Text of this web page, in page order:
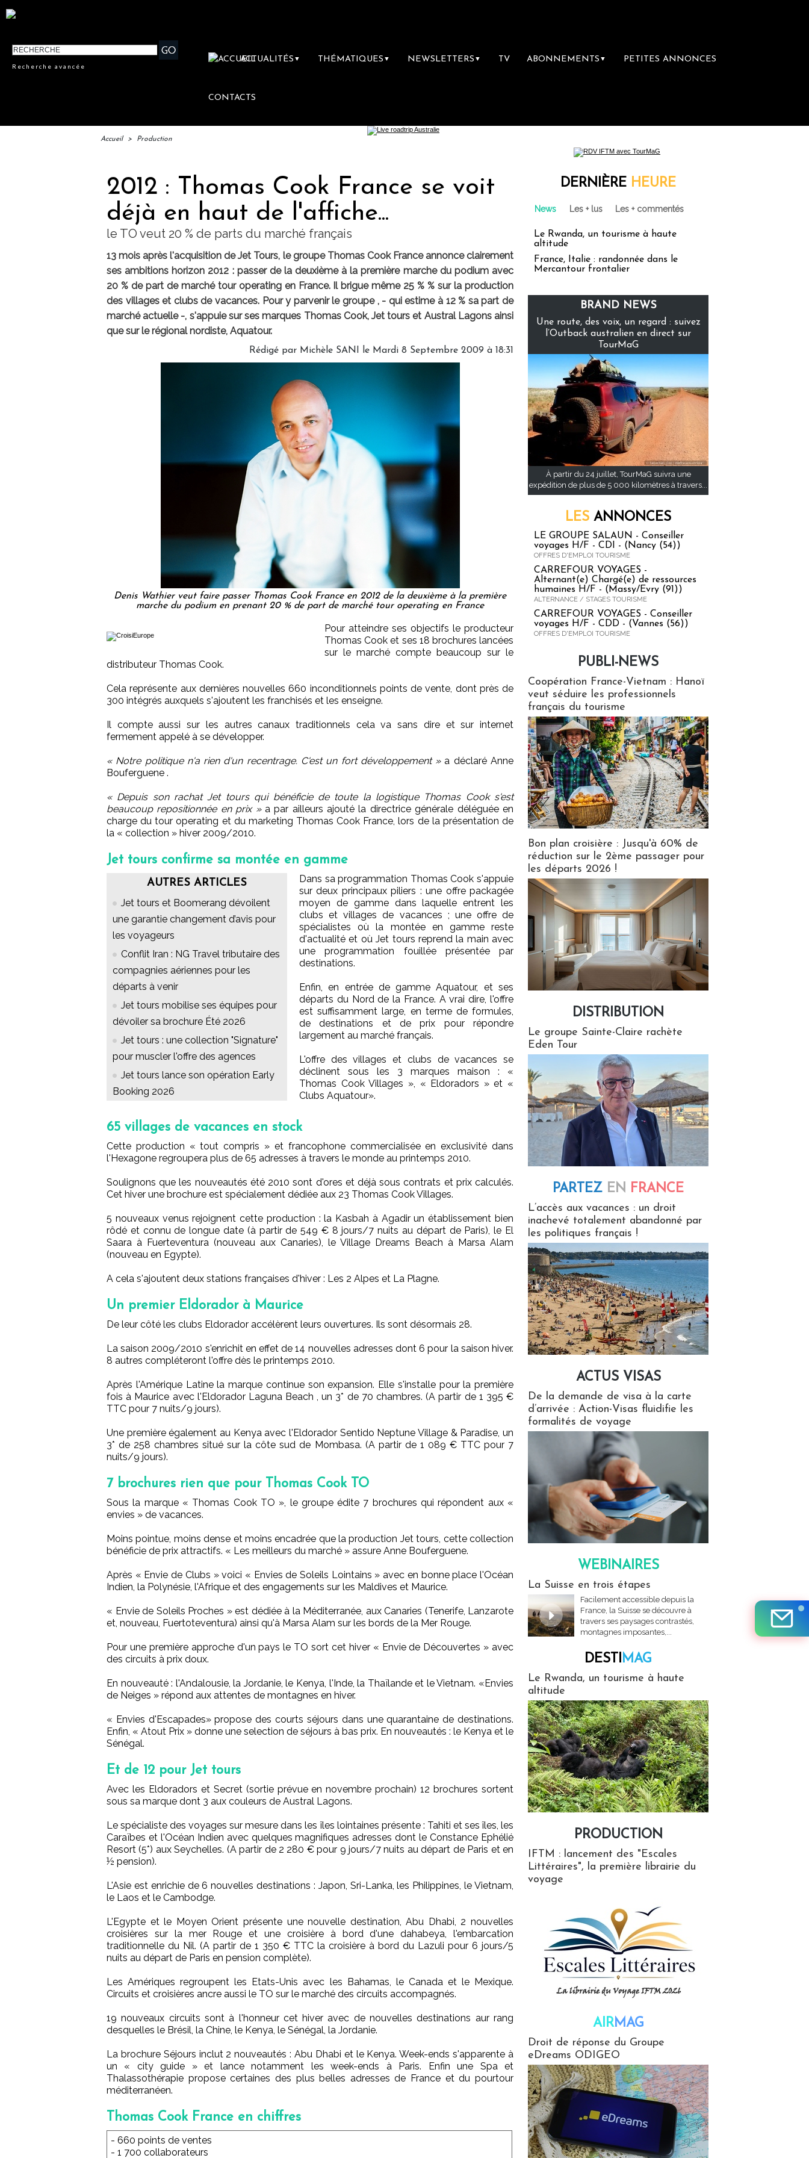
Recherche avancée
ACTUALITÉS ▼ THÉMATIQUES ▼ NEWSLETTERS ▼ TV ABONNEMENTS ▼ PETITES ANNONCES
CONTACTS
Accueil > Production
2012 : Thomas Cook France se voit
déjà en haut de l'affiche...
le TO veut 20 % de parts du marché français
13 mois après l'acquisition de Jet Tours, le groupe Thomas Cook France annonce clairement
ses ambitions horizon 2012 : passer de la deuxième à la première marche du podium avec
20 % de part de marché tour operating en France. Il brigue même 25 % % sur la production
des villages et clubs de vacances. Pour y parvenir le groupe , - qui estime à 12 % sa part de
marché actuelle -, s'appuie sur ses marques Thomas Cook, Jet tours et Austral Lagons ainsi
que sur le régional nordiste, Aquatour.
Rédigé par Michèle SANI le Mardi 8 Septembre 2009 à 18:31
Denis Wathier veut faire passer Thomas Cook France en 2012 de la deuxième à la première
marche du podium en prenant 20 % de part de marché tour operating en France
Pour atteindre ses objectifs le producteur
Thomas Cook et ses 18 brochures lancées
sur le marché compte beaucoup sur le
distributeur Thomas Cook.
Cela représente aux dernières nouvelles 660 inconditionnels points de vente, dont près de
300 intégrés auxquels s'ajoutent les franchisés et les enseigne.
Il compte aussi sur les autres canaux traditionnels cela va sans dire et sur internet
fermement appelé à se développer.
« Notre politique n'a rien d'un recentrage. C'est un fort développement »a déclaré Anne
Bouferguene .
« Depuis son rachat Jet tours qui bénéficie de toute la logistique Thomas Cook s'est
beaucoup repositionnée en prix »a par ailleurs ajouté la directrice générale déléguée en
charge du tour operating et du marketing Thomas Cook France, lors de la présentation de
la « collection » hiver 2009/2010.
Jet tours confirme sa montée en gamme
AUTRES ARTICLES
Jet tours et Boomerang dévoilent
une garantie changement d’avis pour
les voyageurs
Conflit Iran : NG Travel tributaire des
compagnies aériennes pour les
départs à venir
Jet tours mobilise ses équipes pour
dévoiler sa brochure Été 2026
Jet tours : une collection "Signature"
pour muscler l'offre des agences
Jet tours lance son opération Early
Booking 2026
Dans sa programmation Thomas Cook s'appuie
sur deux principaux piliers : une offre packagée
moyen de gamme dans laquelle entrent les
clubs et villages de vacances ; une offre de
spécialistes où la montée en gamme reste
d'actualité et où Jet tours reprend la main avec
une programmation fouillée présentée par
destinations.
Enfin, en entrée de gamme Aquatour, et ses
départs du Nord de la France. A vrai dire, l'offre
est suffisamment large, en terme de formules,
de destinations et de prix pour répondre
largement au marché français.
L'offre des villages et clubs de vacances se
déclinent sous les 3 marques maison : «
Thomas Cook Villages », « Eldoradors » et «
Clubs Aquatour».
65 villages de vacances en stock
Cette production « tout compris » et francophone commercialisée en exclusivité dans
l'Hexagone regroupera plus de 65 adresses à travers le monde au printemps 2010.
Soulignons que les nouveautés été 2010 sont d'ores et déjà sous contrats et prix calculés.
Cet hiver une brochure est spécialement dédiée aux 23 Thomas Cook Villages.
5 nouveaux venus rejoignent cette production : la Kasbah à Agadir un établissement bien
rôdé et connu de longue date (à partir de 549 € 8 jours/7 nuits au départ de Paris), le El
Saara à Fuerteventura (nouveau aux Canaries), le Village Dreams Beach à Marsa Alam
(nouveau en Egypte).
A cela s'ajoutent deux stations françaises d'hiver : Les 2 Alpes et La Plagne.
Un premier Eldorador à Maurice
De leur côté les clubs Eldorador accélèrent leurs ouvertures. Ils sont désormais 28.
La saison 2009/2010 s'enrichit en effet de 14 nouvelles adresses dont 6 pour la saison hiver.
8 autres compléteront l'offre dès le printemps 2010.
Après l'Amérique Latine la marque continue son expansion. Elle s'installe pour la première
fois à Maurice avec l'Eldorador Laguna Beach , un 3* de 70 chambres. (A partir de 1 395 €
TTC pour 7 nuits/9 jours).
Une première également au Kenya avec l'Eldorador Sentido Neptune Village & Paradise, un
3* de 258 chambres situé sur la côte sud de Mombasa. (A partir de 1 089 € TTC pour 7
nuits/9 jours).
7 brochures rien que pour Thomas Cook TO
Sous la marque « Thomas Cook TO », le groupe édite 7 brochures qui répondent aux «
envies » de vacances.
Moins pointue, moins dense et moins encadrée que la production Jet tours, cette collection
bénéficie de prix attractifs. « Les meilleurs du marché » assure Anne Bouferguene.
Après « Envie de Clubs » voici « Envies de Soleils Lointains » avec en bonne place l'Océan
Indien, la Polynésie, l'Afrique et des engagements sur les Maldives et Maurice.
« Envie de Soleils Proches » est dédiée à la Méditerranée, aux Canaries (Tenerife, Lanzarote
et, nouveau, Fuertoteventura) ainsi qu'à Marsa Alam sur les bords de la Mer Rouge.
Pour une première approche d'un pays le TO sort cet hiver « Envie de Découvertes » avec
des circuits à prix doux.
En nouveauté : l'Andalousie, la Jordanie, le Kenya, l'Inde, la Thaïlande et le Vietnam. «Envies
de Neiges » répond aux attentes de montagnes en hiver.
« Envies d'Escapades» propose des courts séjours dans une quarantaine de destinations.
Enfin, « Atout Prix » donne une selection de séjours à bas prix. En nouveautés : le Kenya et le
Sénégal.
Et de 12 pour Jet tours
Avec les Eldoradors et Secret (sortie prévue en novembre prochain) 12 brochures sortent
sous sa marque dont 3 aux couleurs de Austral Lagons.
Le spécialiste des voyages sur mesure dans les îles lointaines présente : Tahiti et ses îles, les
Caraïbes et l'Océan Indien avec quelques magnifiques adresses dont le Constance Ephélié
Resort (5*) aux Seychelles. (A partir de 2 280 € pour 9 jours/7 nuits au départ de Paris et en
½ pension).
L'Asie est enrichie de 6 nouvelles destinations : Japon, Sri-Lanka, les Philippines, le Vietnam,
le Laos et le Cambodge.
L'Egypte et le Moyen Orient présente une nouvelle destination, Abu Dhabi, 2 nouvelles
croisières sur la mer Rouge et une croisière à bord d'une dahabeya, l'embarcation
traditionnelle du Nil. (A partir de 1 350 € TTC la croisière à bord du Lazuli pour 6 jours/5
nuits au départ de Paris en pension complète).
Les Amériques regroupent les Etats-Unis avec les Bahamas, le Canada et le Mexique.
Circuits et croisières ancre aussi le TO sur le marché des circuits accompagnés.
19 nouveaux circuits sont à l'honneur cet hiver avec de nouvelles destinations aur rang
desquelles le Brésil, la Chine, le Kenya, le Sénégal, la Jordanie.
La brochure Séjours inclut 2 nouveautés : Abu Dhabi et le Kenya. Week-ends s'apparente à
un « city guide » et lance notamment les week-ends à Paris. Enfin une Spa et
Thalassothérapie propose certaines des plus belles adresses de France et du pourtour
méditerranéen.
Thomas Cook France en chiffres
- 660 points de ventes
- 1 700 collaborateurs
DERNIÈRE HEURE
News Les + lus Les + commentés
Le Rwanda, un tourisme à haute
altitude
France, Italie : randonnée dans le
Mercantour frontalier
BRAND NEWS
Une route, des voix, un regard : suivez
l’Outback australien en direct sur
TourMaG
À partir du 24 juillet, TourMaG suivra une
expédition de plus de 5 000 kilomètres à travers...
LES ANNONCES
LE GROUPE SALAUN - Conseiller
voyages H/F - CDI - (Nancy (54))
OFFRES D'EMPLOI TOURISME
CARREFOUR VOYAGES -
Alternant(e) Chargé(e) de ressources
humaines H/F - (Massy/Evry (91))
ALTERNANCE / STAGES TOURISME
CARREFOUR VOYAGES - Conseiller
voyages H/F - CDD - (Vannes (56))
OFFRES D'EMPLOI TOURISME
PUBLI-NEWS
Coopération France-Vietnam : Hanoï
veut séduire les professionnels
français du tourisme
Bon plan croisière : Jusqu'à 60% de
réduction sur le 2ème passager pour
les départs 2026 !
DISTRIBUTION
Le groupe Sainte-Claire rachète
Eden Tour
PARTEZ EN FRANCE
L’accès aux vacances : un droit
inachevé totalement abandonné par
les politiques français !
ACTUS VISAS
De la demande de visa à la carte
d’arrivée : Action-Visas fluidifie les
formalités de voyage
WEBINAIRES
La Suisse en trois étapes
Facilement accessible depuis la
France, la Suisse se découvre à
travers ses paysages contrastés,
montagnes imposantes,...
DESTIMAG
Le Rwanda, un tourisme à haute
altitude
PRODUCTION
IFTM : lancement des "Escales
Littéraires", la première librairie du
voyage
AIRMAG
Droit de réponse du Groupe
eDreams ODIGEO